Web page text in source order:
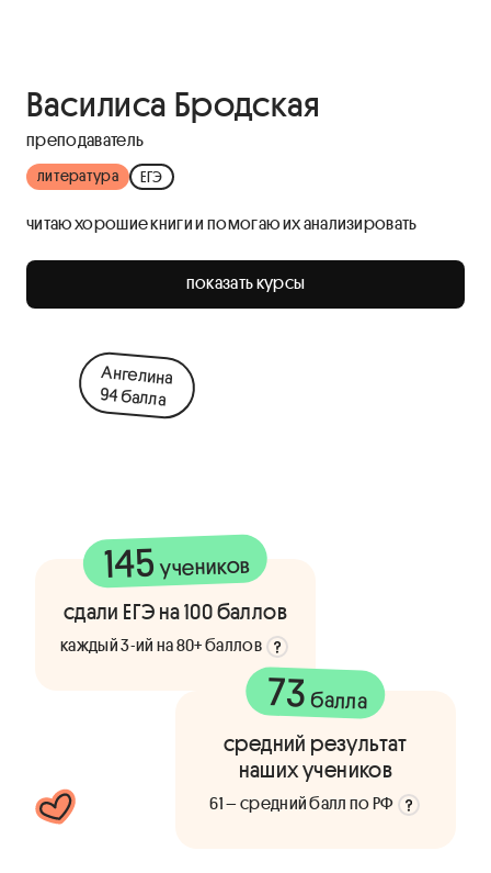
Василиса Бродская
преподаватель
литература ЕГЭ
читаю хорошие книги и помогаю их анализировать
показать курсы
145 учеников
сдали ЕГЭ на 100 баллов
каждый 3-ий на 80+ баллов
73 балла
средний результат
наших учеников
61 – средний балл по РФ
Ангелина
94 балла